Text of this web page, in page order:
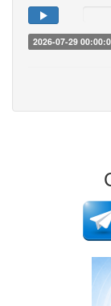
2026-07-29